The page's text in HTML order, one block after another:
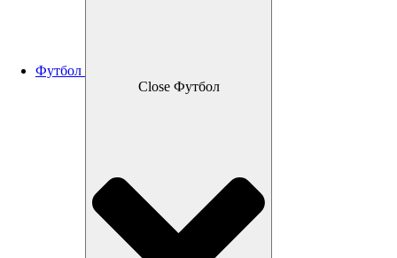
Футбол
Close Футбол